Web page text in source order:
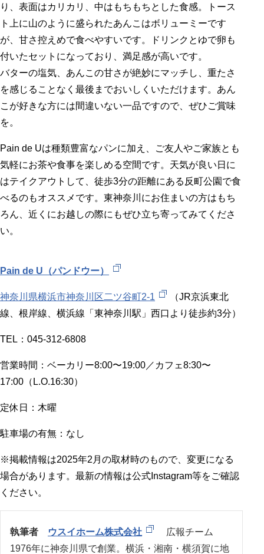
り、表面はカリカリ、中はもちもちとした食感。トース
ト上に山のように盛られたあんこはボリューミーです
が、甘さ控えめで食べやすいです。ドリンクとゆで卵も
付いたセットになっており、満足感が高いです。
バターの塩気、あんこの甘さが絶妙にマッチし、重たさ
を感じることなく最後までおいしくいただけます。あん
こが好きな方には間違いない一品ですので、ぜひご賞味
を。
Pain de Uは種類豊富なパンに加え、ご友人やご家族とも
気軽にお茶や食事を楽しめる空間です。天気が良い日に
はテイクアウトして、徒歩3分の距離にある反町公園で食
べるのもオススメです。東神奈川にお住まいの方はもち
ろん、近くにお越しの際にもぜひ立ち寄ってみてくださ
い。
Pain de U（パンドウー）
神奈川県横浜市神奈川区二ツ谷町2-1
（JR京浜東北
線、根岸線、横浜線「東神奈川駅」西口より徒歩約3分）
TEL：045-312-6808
営業時間：ベーカリー8:00〜19:00／カフェ8:30〜
17:00（L.O.16:30）
定休日：木曜
駐車場の有無：なし
※掲載情報は2025年2月の取材時のもので、変更になる
場合があります。最新の情報は公式Instagram等をご確認
ください。
執筆者 ウスイホーム株式会社
広報チーム
1976年に神奈川県で創業。横浜・湘南・横須賀に地